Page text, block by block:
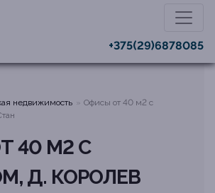
+375(29)6878085
недвижимость
Офисы от 40 м2 с
40 М2 С
Д. КОРОЛЕВ